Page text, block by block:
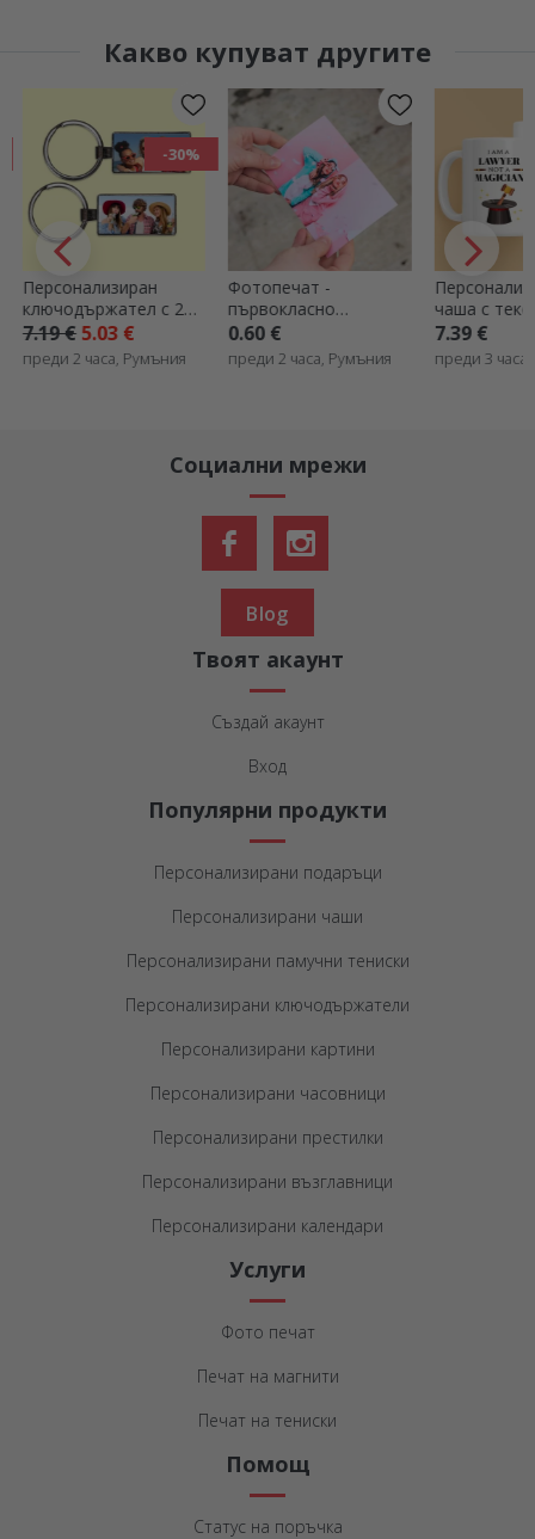
Какво купуват другите
-30%
Персонализиран
ключодържател с 2
снимки
7.19 €5.03 €
преди 2 часа, Румъния
Фотопечат -
първокласно
качество - формат
10x15 см
0.60 €
преди 2 часа, Румъния
чаша с
Адвокат
7.39 €
преди 3
Социални мрежи
Blog
Твоят акаунт
Създай акаунт
Вход
Популярни продукти
Персонализирани подаръци
Персонализирани чаши
Персонализирани памучни тениски
Персонализирани ключодържатели
Персонализирани картини
Персонализирани часовници
Персонализирани престилки
Персонализирани възглавници
Персонализирани календари
Услуги
Фото печат
Печат на магнити
Печат на тениски
Помощ
Статус на поръчка